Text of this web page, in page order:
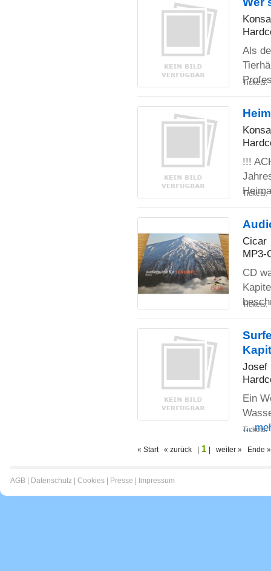
Als
Tickets:
!!!
Tickets:
Cicar
MP3-
CD
Tickets:
Josef
Ein
...
Tickets:
« Start « zurück | 1 | weiter » Ende »
AGB Datenschutz Cookies Presse Impressum